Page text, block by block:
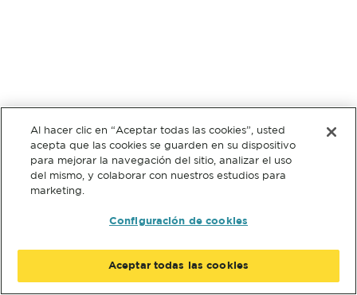
Al hacer clic en “Aceptar todas las cookies”, usted
acepta que las cookies se guarden en su dispositivo
para mejorar la navegación del sitio, analizar el uso
del mismo, y colaborar con nuestros estudios para
marketing.
Configuración de cookies
Aceptar todas las cookies